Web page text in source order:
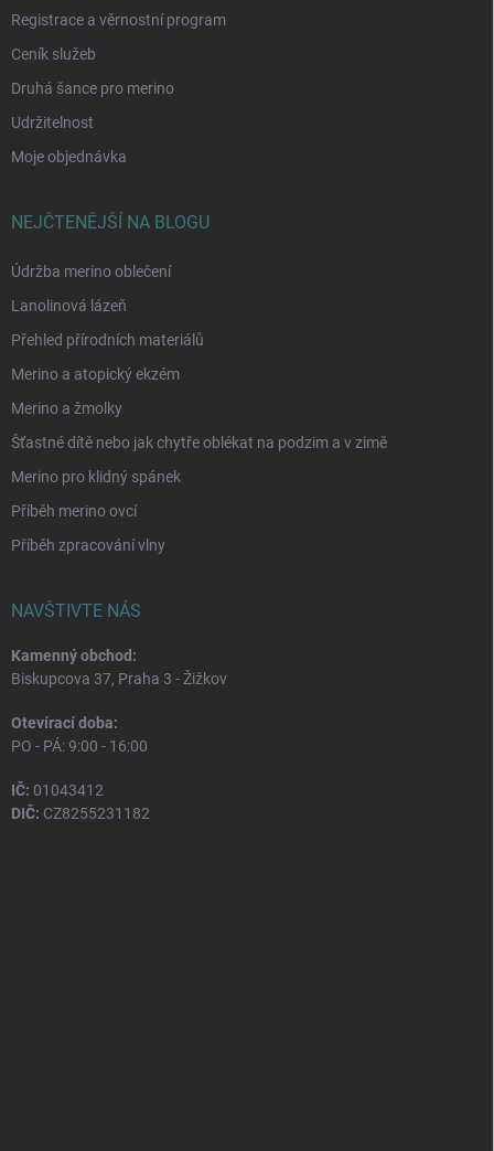
Registrace a věrnostní program
Ceník služeb
Druhá šance pro merino
Udržitelnost
Moje objednávka
NEJČTENĚJŠÍ NA BLOGU
Údržba merino oblečení
Lanolinová lázeň
Přehled přírodních materiálů
Merino a atopický ekzém
Merino a žmolky
Šťastné dítě nebo jak chytře oblékat na podzim a v zimě
Merino pro klidný spánek
Příběh merino ovcí
Příběh zpracování vlny
NAVŠTIVTE NÁS
Kamenný obchod:
Biskupcova 37, Praha 3 - Žižkov
Otevírací doba:
PO - PÁ: 9:00 - 16:00
IČ: 01043412
DIČ: CZ8255231182